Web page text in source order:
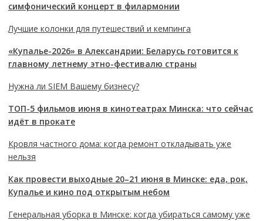
симфонический концерт в филармонии
Лучшие колонки для путешествий и кемпинга
«Купалье-2026» в Александрии: Беларусь готовится к
главному летнему этно-фестивалю страны
Нужна ли SIEM Вашему бизнесу?
ТОП-5 фильмов июня в кинотеатрах Минска: что сейчас
идёт в прокате
Кровля частного дома: когда ремонт откладывать уже
нельзя
Как провести выходные 20–21 июня в Минске: еда, рок,
Купалье и кино под открытым небом
Генеральная уборка в Минске: когда убираться самому уже